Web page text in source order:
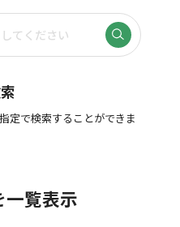
定で検索することができま
一覧表示